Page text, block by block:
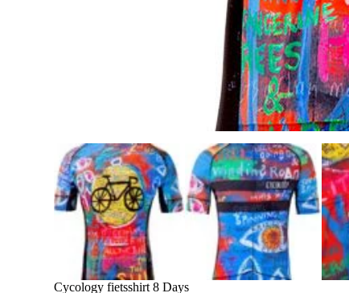
Cycology fietsshirt 8 Days